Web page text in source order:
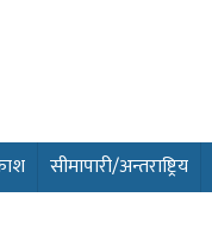
सीमापारी/अन्तराष्ट्रिय